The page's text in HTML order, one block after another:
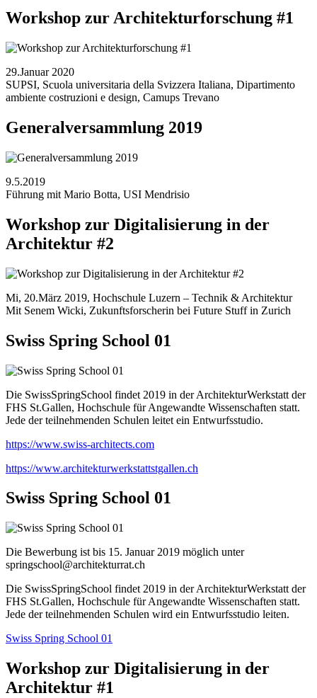
Workshop zur Architekturforschung #1
29.Januar 2020
SUPSI, Scuola universitaria della Svizzera Italiana, Dipartimento
ambiente costruzioni e design, Camups Trevano
Generalversammlung 2019
9.5.2019
Führung mit Mario Botta, USI Mendrisio
Workshop zur Digitalisierung in der
Architektur #2
Mi, 20.März 2019, Hochschule Luzern – Technik & Architektur
Mit Senem Wicki, Zukunftsforscherin bei Future Stuff in Zurich
Swiss Spring School 01
Die SwissSpringSchool findet 2019 in der ArchitekturWerkstatt der
FHS St.Gallen, Hochschule für Angewandte Wissenschaften statt.
Jede der teilnehmenden Schulen leitet ein Entwurfsstudio.
https://www.swiss-architects.com
https://www.architekturwerkstattstgallen.ch
Swiss Spring School 01
Die Bewerbung ist bis 15. Januar 2019 möglich unter
springschool@architekturrat.ch
Die SwissSpringSchool findet 2019 in der ArchitekturWerkstatt der
FHS St.Gallen, Hochschule für Angewandte Wissenschaften statt.
Jede der teilnehmenden Schulen wird ein Entwurfsstudio leiten.
Swiss Spring School 01
Workshop zur Digitalisierung in der
Architektur #1